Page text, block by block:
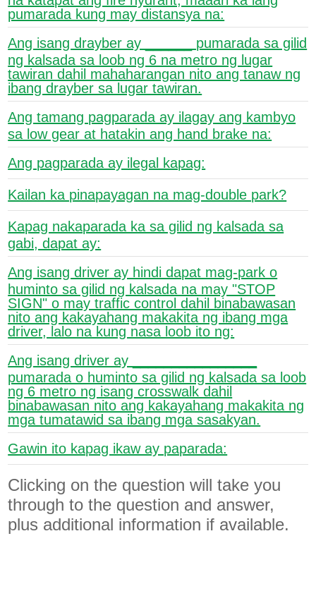
pumarada kung may distansya na:
Ang isang drayber ay ______ pumarada sa gilid
ng kalsada sa loob ng 6 na metro ng lugar
tawiran dahil mahaharangan nito ang tanaw ng
ibang drayber sa lugar tawiran.
Ang tamang pagparada ay ilagay ang kambyo
sa low gear at hatakin ang hand brake na:
Ang pagparada ay ilegal kapag:
Kailan ka pinapayagan na mag-double park?
Kapag nakaparada ka sa gilid ng kalsada sa
gabi, dapat ay:
Ang isang driver ay hindi dapat mag-park o
huminto sa gilid ng kalsada na may "STOP
SIGN" o may traffic control dahil binabawasan
nito ang kakayahang makakita ng ibang mga
driver, lalo na kung nasa loob ito ng:
Ang isang driver ay ________________
pumarada o huminto sa gilid ng kalsada sa loob
ng 6 metro ng isang crosswalk dahil
binabawasan nito ang kakayahang makakita ng
mga tumatawid sa ibang mga sasakyan.
Gawin ito kapag ikaw ay paparada:
Clicking on the question will take you
through to the question and answer,
plus additional information if available.